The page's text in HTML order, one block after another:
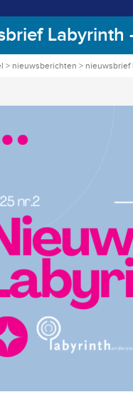
Labyrinth
> nieuwsberichten > nieuwsbrief